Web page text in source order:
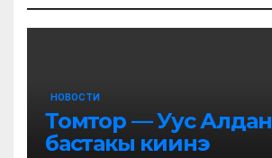
НОВОСТИ
Томтор — Уус Алдан
бастакы киинэ